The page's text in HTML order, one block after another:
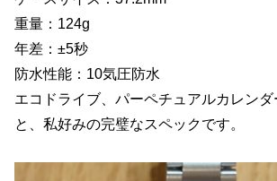
重量：124g
年差：±5秒
防水性能：10気圧防水
エコドライブ、パーペチュアルカレンダ
と、私好みの完璧なスペックです。